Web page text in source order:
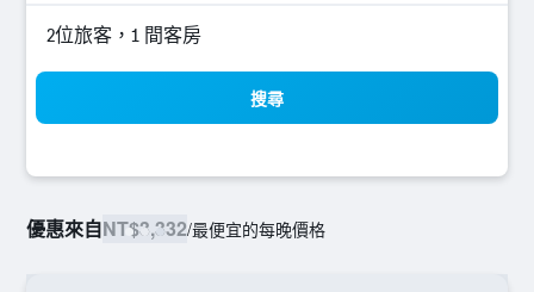
2位旅客，1 間客房
搜尋
優惠來自NT$3,332/最便宜的每晚價格